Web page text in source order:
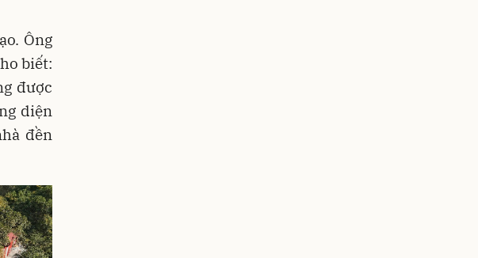
Ông
biết:
được
diện
đền